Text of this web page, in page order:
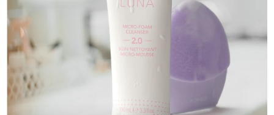
LUNA™ 4 mini
For young skin, T-zone
LUNA™ 4 go
面部提拉護理
Premium anti-aging skincare
BEAR™ 設備
UFO™ 3 mini
Red light therapy device for young skin
Portable red light therapy
issa™ 4 smile
Hybrid silicone sonic toothbrush
For ages 0-3
FAQ™ 101
Clinical anti-aging
FAQ™ 102
FAQ™ 201
FAQ™ 202
生髮
LED hair strengthening scalp massager
肌膚年輕化
Full-Spectrum Red Light Therapy
NEW
中國 預計送達日期
哥倫比亞 8/13/26
克羅埃西亞 預計送達日期8/9/26
賽普勒斯 預計送達日期